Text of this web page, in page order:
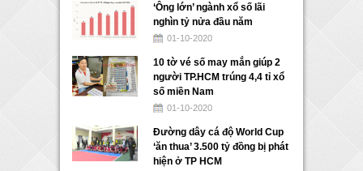
‘Ông lớn’ ngành xổ số lãi
nghìn tỷ nửa đầu năm
01-10-2020
10 tờ vé số may mắn giúp 2
người TP.HCM trúng 4,4 tỉ xổ
số miền Nam
01-10-2020
Đường dây cá độ World Cup
‘ăn thua’ 3.500 tỷ đồng bị phát
hiện ở TP HCM